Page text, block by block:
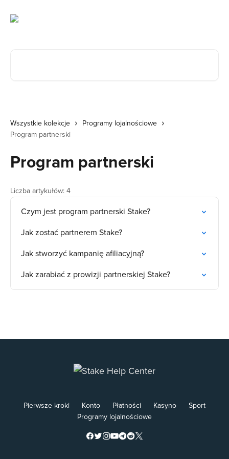
Wszystkie kolekcje
Programy lojalnościowe
Program partnerski
Program partnerski
Liczba artykułów: 4
Czym jest program partnerski Stake?
Jak zostać partnerem Stake?
Jak stworzyć kampanię afiliacyjną?
Jak zarabiać z prowizji partnerskiej Stake?
Pierwsze kroki Konto Płatności Kasyno
Sport
Programy lojalnościowe